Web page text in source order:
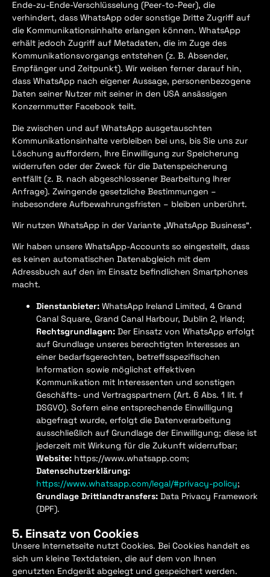
Ende-zu-Ende-Verschlüsselung (Peer-to-Peer), die
verhindert, dass WhatsApp oder sonstige Dritte Zugriff auf
die Kommunikationsinhalte erlangen können. WhatsApp
erhält jedoch Zugriff auf Metadaten, die im Zuge des
Kommunikationsvorgangs entstehen (z. B. Absender,
Empfänger und Zeitpunkt). Wir weisen ferner darauf hin,
dass WhatsApp nach eigener Aussage, personenbezogene
Daten seiner Nutzer mit seiner in den USA ansässigen
Konzernmutter Facebook teilt.
Die zwischen und auf WhatsApp ausgetauschten
Kommunikationsinhalte verbleiben bei uns, bis Sie uns zur
Löschung auffordern, Ihre Einwilligung zur Speicherung
widerrufen oder der Zweck für die Datenspeicherung
entfällt (z. B. nach abgeschlossener Bearbeitung Ihrer
Anfrage). Zwingende gesetzliche Bestimmungen –
insbesondere Aufbewahrungsfristen – bleiben unberührt.
Wir nutzen WhatsApp in der Variante „WhatsApp Business“.
Wir haben unsere WhatsApp-Accounts so eingestellt, dass
es keinen automatischen Datenabgleich mit dem
Adressbuch auf den im Einsatz befindlichen Smartphones
macht.
Dienstanbieter: WhatsApp Ireland Limited, 4 Grand
Canal Square, Grand Canal Harbour, Dublin 2, Irland;
Rechtsgrundlagen: Der Einsatz von WhatsApp erfolgt
auf Grundlage unseres berechtigten Interesses an
einer bedarfsgerechten, betreffsspezifischen
Information sowie möglichst effektiven
Kommunikation mit Interessenten und sonstigen
Geschäfts- und Vertragspartnern (Art. 6 Abs. 1 lit. f
DSGVO). Sofern eine entsprechende Einwilligung
abgefragt wurde, erfolgt die Datenverarbeitung
ausschließlich auf Grundlage der Einwilligung; diese ist
jederzeit mit Wirkung für die Zukunft widerrufbar;
Website: https://www.whatsapp.com;
Datenschutzerklärung:
https://www.whatsapp.com/legal/#privacy-policy;
Grundlage Drittlandtransfers: Data Privacy Framework
(DPF).
5. Einsatz von Cookies
Unsere Internetseite nutzt Cookies. Bei Cookies handelt es
sich um kleine Textdateien, die auf dem von Ihnen
genutzten Endgerät abgelegt und gespeichert werden.